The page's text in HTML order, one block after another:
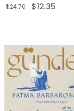
$12.35
$24.70